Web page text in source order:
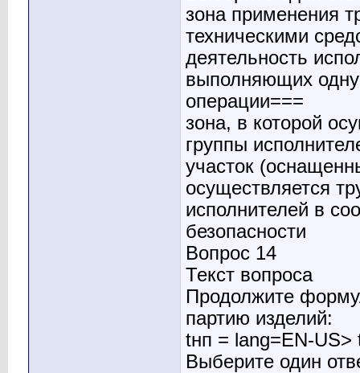
зона применения
техническими
деятельность
выполняющих
операции===
зона, в которой
группы
участок
осуществляется
исполнителей в
безопасности
Вопрос 14
Текст вопроса
Продолжите
партию изделий:
tнп = lang=EN-
Выберите один